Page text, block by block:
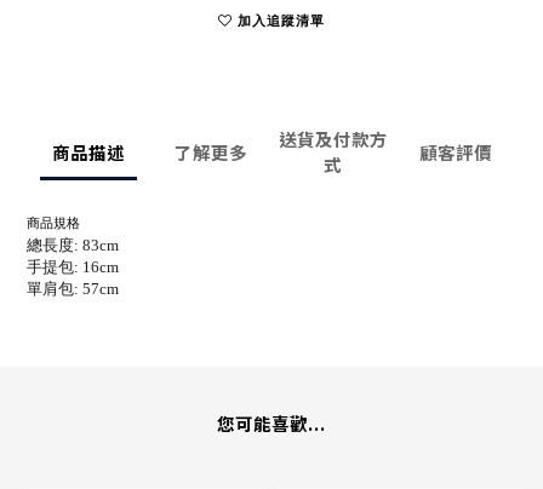
加入追蹤清單
商品描述 了解更多
送貨及付款方
式
顧客評價
商品規格
總長度: 83cm
手提包: 16cm
單肩包: 57cm
您可能喜歡...